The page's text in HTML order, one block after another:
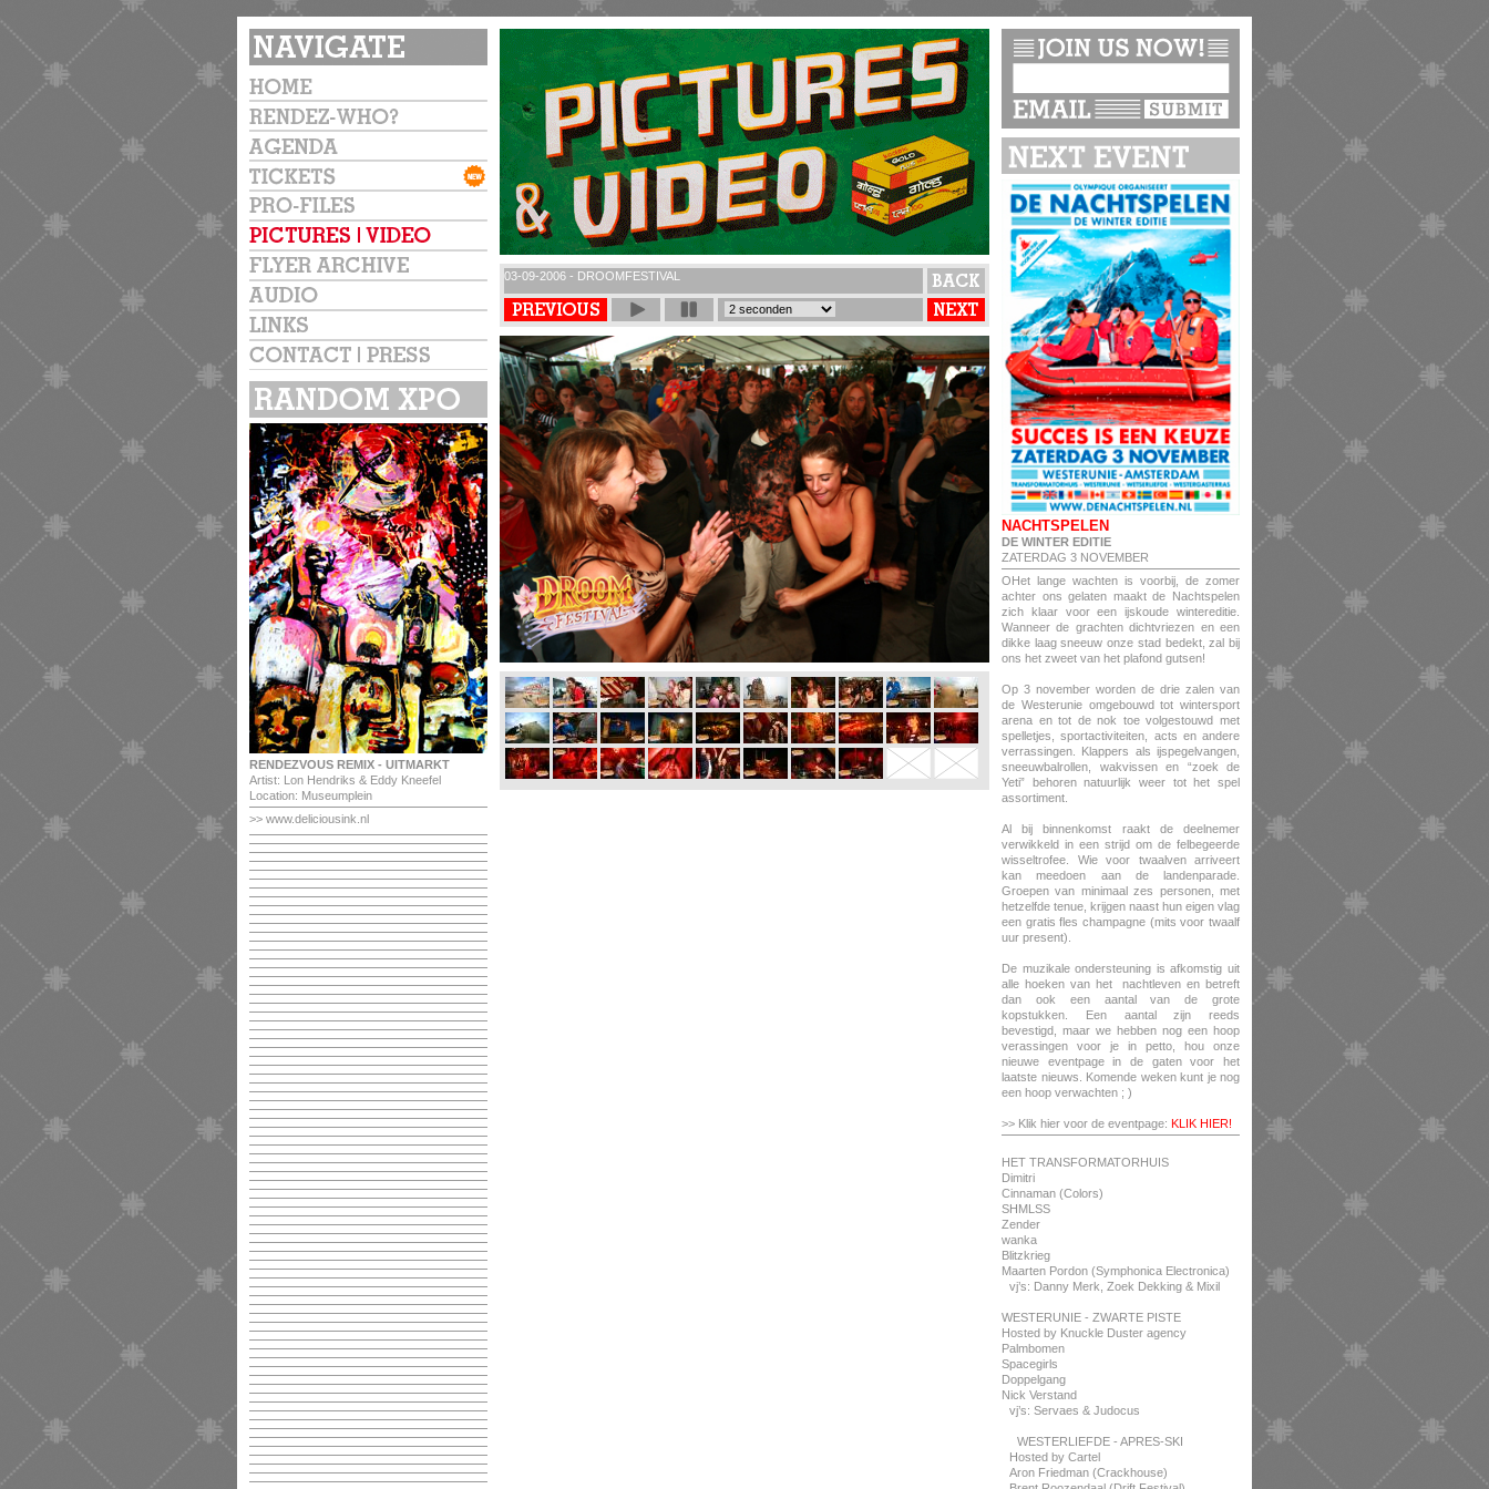
RENDEZVOUS REMIX - UITMARKT
Artist: Lon Hendriks & Eddy Kneefel
Location: Museumplein
>> www.deliciousink.nl
03-09-2006 - DROOMFESTIVAL
NACHTSPELEN
DE WINTER EDITIE
ZATERDAG 3 NOVEMBER
OHet lange wachten is voorbij, de zomer
achter ons gelaten maakt de Nachtspelen
zich klaar voor een ijskoude wintereditie.
Wanneer de grachten dichtvriezen en een
dikke laag sneeuw onze stad bedekt, zal bij
ons het zweet van het plafond gutsen!
Op 3 november worden de drie zalen van
de Westerunie omgebouwd tot wintersport
arena en tot de nok toe volgestouwd met
spelletjes, sportactiviteiten, acts en andere
verrassingen. Klappers als ijspegelvangen,
sneeuwbalrollen, wakvissen en “zoek de
Yeti” behoren natuurlijk weer tot het spel
assortiment.
Al bij binnenkomst raakt de deelnemer
verwikkeld in een strijd om de felbegeerde
wisseltrofee. Wie voor twaalven arriveert
kan meedoen aan de landenparade.
Groepen van minimaal zes personen, met
hetzelfde tenue, krijgen naast hun eigen vlag
een gratis fles champagne (mits voor twaalf
uur present).
De muzikale ondersteuning is afkomstig uit
alle hoeken van het nachtleven en betreft
dan ook een aantal van de grote
kopstukken. Een aantal zijn reeds
bevestigd, maar we hebben nog een hoop
verassingen voor je in petto, hou onze
nieuwe eventpage in de gaten voor het
laatste nieuws. Komende weken kunt je nog
een hoop verwachten ; )
>> Klik hier voor de eventpage: KLIK HIER!
HET TRANSFORMATORHUIS
Dimitri
Cinnaman (Colors)
SHMLSS
Zender
wanka
Blitzkrieg
Maarten Pordon (Symphonica Electronica)
vj’s: Danny Merk, Zoek Dekking & Mixil
WESTERUNIE - ZWARTE PISTE
Hosted by Knuckle Duster agency
Palmbomen
Spacegirls
Doppelgang
Nick Verstand
vj’s: Servaes & Judocus
WESTERLIEFDE - APRES-SKI
Hosted by Cartel
Aron Friedman (Crackhouse)